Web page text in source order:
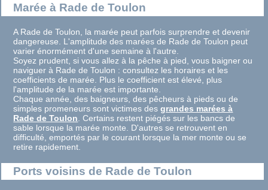
Marée à Rade de Toulon
A Rade de Toulon, la marée peut parfois surprendre et devenir
dangereuse. L'amplitude des marées de Rade de Toulon peut
varier énormément d'une semaine à l'autre.
Soyez prudent, si vous allez à la pêche à pied, vous baigner ou
naviguer à Rade de Toulon : consultez les horaires et les
coefficients de marée. Plus le coefficient est élevé, plus
l'amplitude de la marée est importante.
Chaque année, des baigneurs, des pêcheurs à pieds ou de
simples promeneurs sont victimes desgrandes marées à
Rade de Toulon. Certains restent piégés sur les bancs de
sable lorsque la marée monte. D'autres se retrouvent en
difficulté, emportés par le courant lorsque la mer monte ou se
retire rapidement.
Ports voisins de Rade de Toulon